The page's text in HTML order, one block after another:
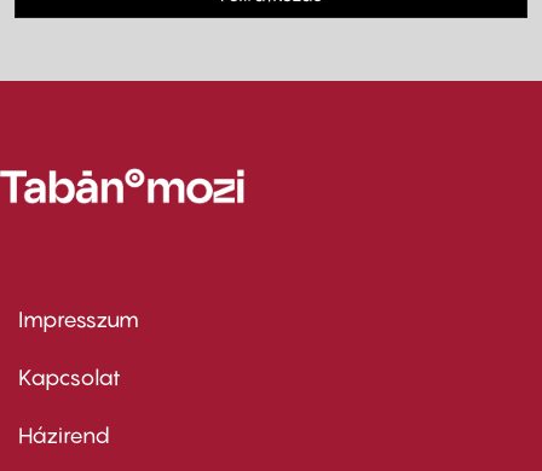
Footer
first
Impresszum
Kapcsolat
Footer
Házirend